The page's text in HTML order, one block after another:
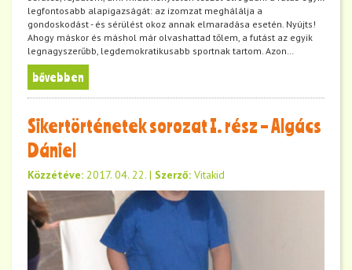
legfontosabb alapigazságát: az izomzat meghálálja a
gondoskodást - és sérülést okoz annak elmaradása esetén. Nyújts!
Ahogy máskor és máshol már olvashattad tőlem, a futást az egyik
legnagyszerűbb, legdemokratikusabb sportnak tartom. Azon…
bővebben
Sikertörténetek sorozat I. rész – Algács
Dániel
Közzétéve: 2017. 04. 22. | Szerző: Vitakid